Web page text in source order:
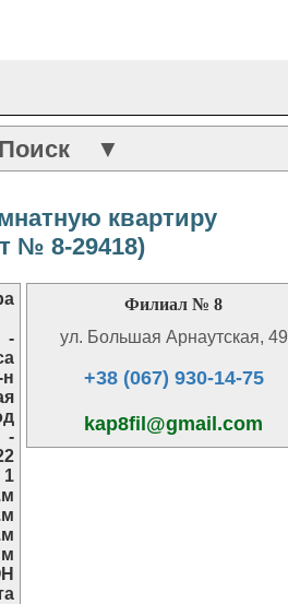
▼
квартиру
№ 8-29418)
-
-
1
м
Филиал № 8
ул. Большая Арнаутская, 49
+38 (067) 930-14-75
kap8fil@gmail.com